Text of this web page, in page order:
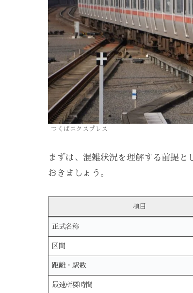
つくばエクスプレス
まずは、混雑状況を理解する前提と
おきましょう。
項目
正式名称
区間
距離・駅数
最速所要時間